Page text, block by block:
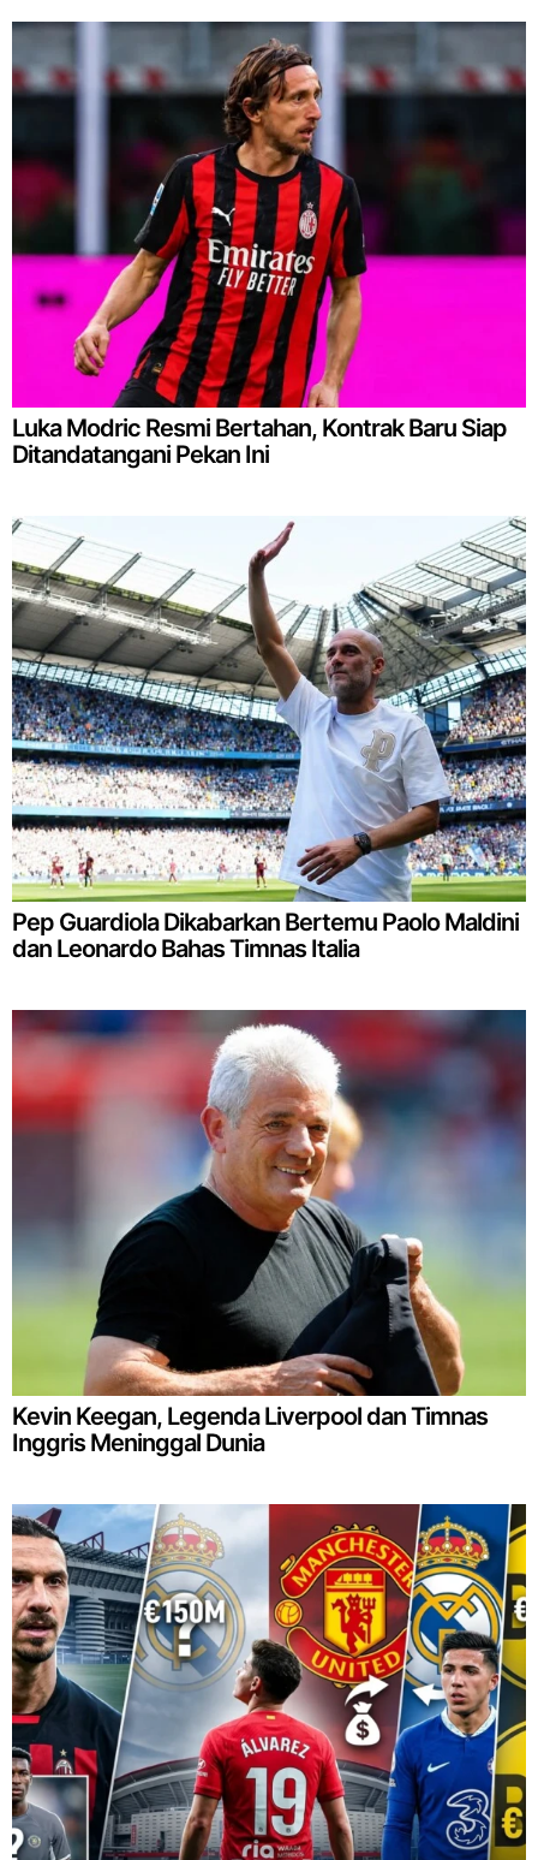
Luka Modric Resmi Bertahan, Kontrak Baru Siap
Ditandatangani Pekan Ini
Pep Guardiola Dikabarkan Bertemu Paolo Maldini
dan Leonardo Bahas Timnas Italia
Kevin Keegan, Legenda Liverpool dan Timnas
Inggris Meninggal Dunia